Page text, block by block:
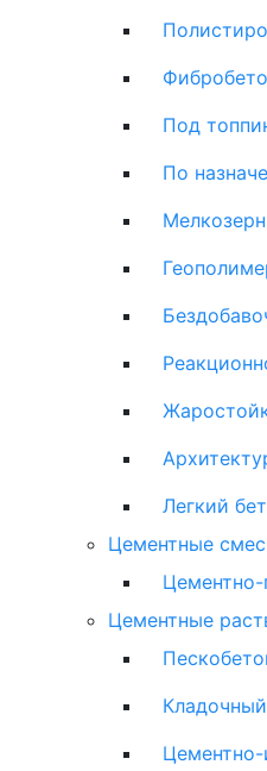
Под
По
Легкий
Цементные
Цементные
Цементно-